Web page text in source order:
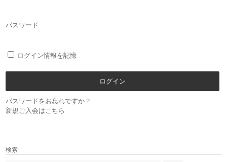
パスワード
ログイン情報を記憶
パスワードをお忘れですか？
新規ご入会はこちら
検索